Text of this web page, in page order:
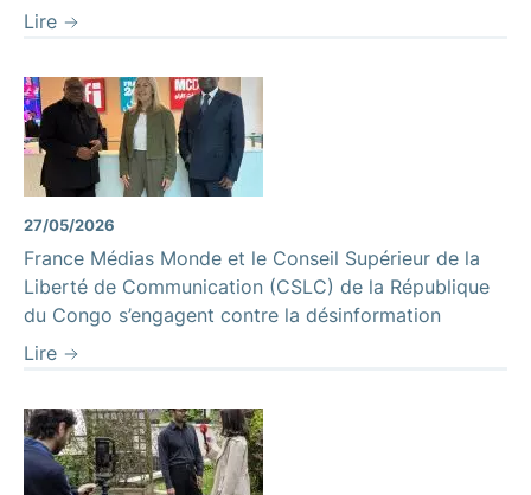
Lire
27/05/2026
France Médias Monde et le Conseil Supérieur de la
Liberté de Communication (CSLC) de la République
du Congo s’engagent contre la désinformation
Lire